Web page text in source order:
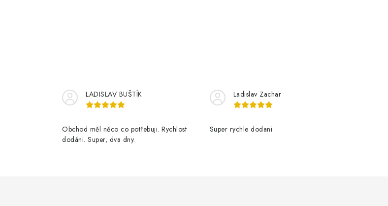
LADISLAV BUŠTÍK
Obchod měl něco co potřebuji. Rychlost
dodáni. Super, dva dny.
Ladislav Zachar
Super rychle dodani